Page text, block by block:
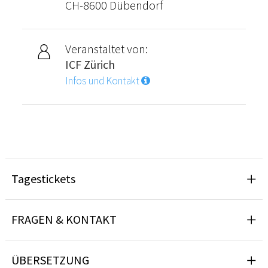
CH-8600 Dübendorf
Veranstaltet von:
ICF Zürich
Infos und Kontakt
Tagestickets
FRAGEN & KONTAKT
ÜBERSETZUNG